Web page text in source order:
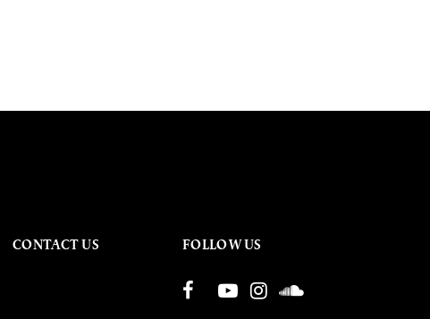
CONTACT US FOLLOW US